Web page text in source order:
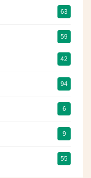
63
59
42
94
6
9
55